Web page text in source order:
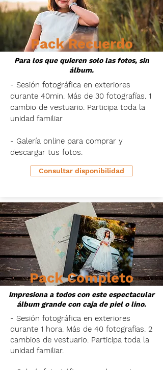
Pack Recuerdo
Para los que quieren solo las fotos, sin
álbum.
- Sesión fotográfica en exteriores
durante 40min. Más de 30 fotografías. 1
cambio de vestuario. Participa toda la
unidad familiar
- Galería online para comprar y
descargar tus fotos. ​​​
Consultar disponibilidad
Pack Completo
Impresiona a todos con este espectacular
álbum grande con caja de piel o lino.
- Sesión fotográfica en exteriores
durante 1 hora. Más de 40 fotografías. 2
cambios de vestuario. Participa toda la
unidad familiar.​